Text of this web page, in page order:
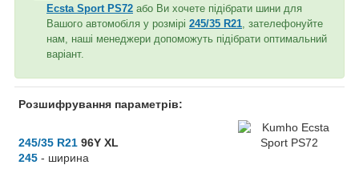
Ecsta Sport PS72 або Ви хочете підібрати шини для
Вашого автомобіля у розмірі 245/35 R21 , зателефонуйте
нам, наші менеджери допоможуть підібрати оптимальний
варіант.
Розшифрування параметрів:
245/35 R21 96Y XL
245 - ширина